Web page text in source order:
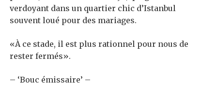
verdoyant dans un quartier chic d’Istanbul
souvent loué pour des mariages.
«À ce stade, il est plus rationnel pour nous de
rester fermés».
– ‘Bouc émissaire’ –